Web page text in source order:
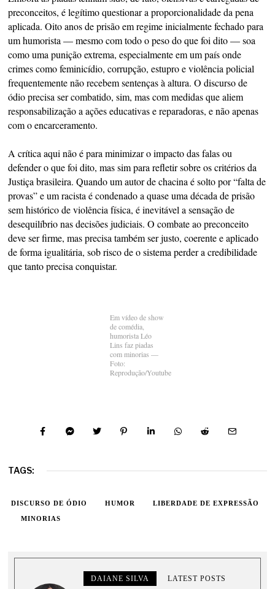
preconceitos, é legítimo questionar a proporcionalidade da pena
aplicada. Oito anos de prisão em regime inicialmente fechado para
um humorista — mesmo com todo o peso do que foi dito — soa
como uma punição extrema, especialmente em um país onde
crimes como feminicídio, corrupção, estupro e violência policial
frequentemente não recebem sentenças à altura. O discurso de
ódio precisa ser combatido, sim, mas com medidas que aliem
responsabilização a ações educativas e reparadoras, e não apenas
com o encarceramento.
A crítica aqui não é para minimizar o impacto das falas ou
defender o que foi dito, mas sim para refletir sobre os critérios da
Justiça brasileira. Quando um autor de chacina é solto por “falta de
provas” e um racista é condenado a quase uma década de prisão
sem histórico de violência física, é inevitável a sensação de
desequilíbrio nas decisões judiciais. O combate ao preconceito
deve ser firme, mas precisa também ser justo, coerente e aplicado
de forma igualitária, sob risco de o sistema perder a credibilidade
que tanto precisa conquistar.
Em vídeo de show
de comédia,
humorista Léo
Lins faz piadas
com minorias —
Foto:
Reprodução/Youtube
TAGS:
DISCURSO DE ÓDIO HUMOR LIBERDADE DE EXPRESSÃO
MINORIAS
DAIANE SILVA LATEST POSTS